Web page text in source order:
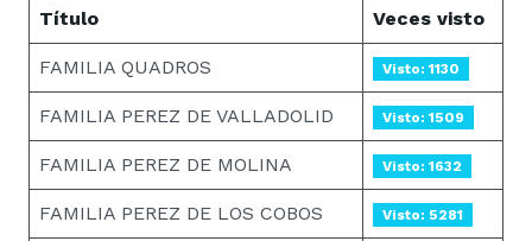
Título Veces visto
FAMILIA QUADROS Visto: 1130
FAMILIA PEREZ DE VALLADOLID Visto: 1509
FAMILIA PEREZ DE MOLINA Visto: 1632
FAMILIA PEREZ DE LOS COBOS Visto: 5281